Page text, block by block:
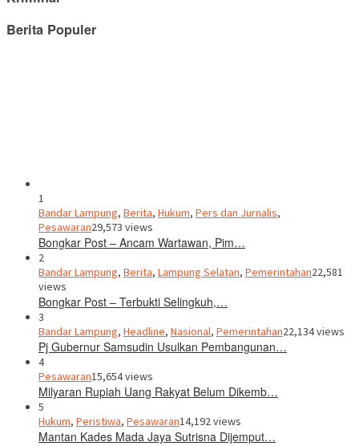
Berita Populer
1
Bandar Lampung, Berita, Hukum, Pers dan Jurnalis,
Pesawaran29,573 views
Bongkar Post – Ancam Wartawan, Pim…
2
Bandar Lampung, Berita, Lampung Selatan, Pemerintahan22,581
views
Bongkar Post – Terbukti Selingkuh,…
3
Bandar Lampung, Headline, Nasional, Pemerintahan22,134 views
Pj Gubernur Samsudin Usulkan Pembangunan…
4
Pesawaran15,654 views
Milyaran Rupiah Uang Rakyat Belum Dikemb…
5
Hukum, Peristiwa, Pesawaran14,192 views
Mantan Kades Mada Jaya Sutrisna Dijemput…